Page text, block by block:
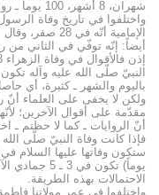
شهران، 8 أشهر، 100 يوماً ـ رواها المجلسي في البحار.
واختلفوا في تاريخ وفاة
أيضاً: إنّه توفّي في الثاني من
النبيّ صلّى الله عليه وآله
باليوم والشهر ـ كثيرة، أي حاصل ضرب 13
ولكن لا يخفى على العلماء أنّ
مقدّمة على أقوال الآخرين؛
أنّ الروايات ـ كما لا حظتم ـ اختلفت أيضاً بين 75 و
يوماً) تكون
الاحتمالات بهذه الطريقة.